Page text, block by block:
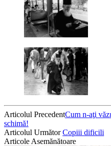
Articolul PrecedentCum n-aţi
schimă!
Articolul UrmătorCopiii dificili
Articole Asemănătoare